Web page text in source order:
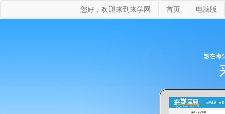
您好，欢迎来到来学网 首页 电脑版